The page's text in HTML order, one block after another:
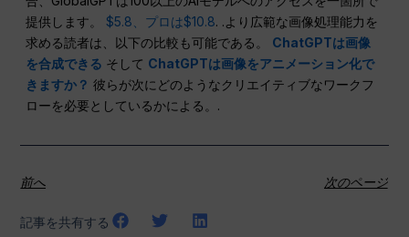
提供します。$5.8、プロは$10.8. .より広範な画像処理能力を
求める読者は、以下の比較も可能である。 ChatGPTは画像
を合成できる そして ChatGPTは画像をアニメーション化で
きますか？ 彼らが次にどのようなクリエイティブなワークフ
ローを必要としているかによる。.
前へ 次のページ
記事を共有する